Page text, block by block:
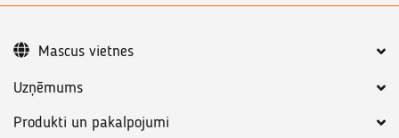
Uzņēmums
Produkti un pakalpojumi
Mascus vietnes